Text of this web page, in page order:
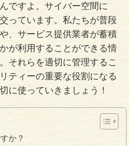
ですよ。サイバー空間に
っています。私たちが普段
、サービス提供業者が蓄積
が利用することができる情
それらを適切に管理するこ
ティーの重要な役割になる
に使っていきましょう！
か？